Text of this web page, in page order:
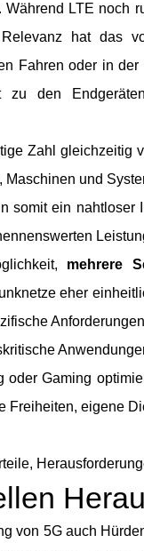
Während LTE noch
hat das
Fahren oder in
zu den
Zahl gleichzeitig
Maschinen und
somit ein
mehrere
eher
Gaming
Freiheiten, eigene
von 5G auch